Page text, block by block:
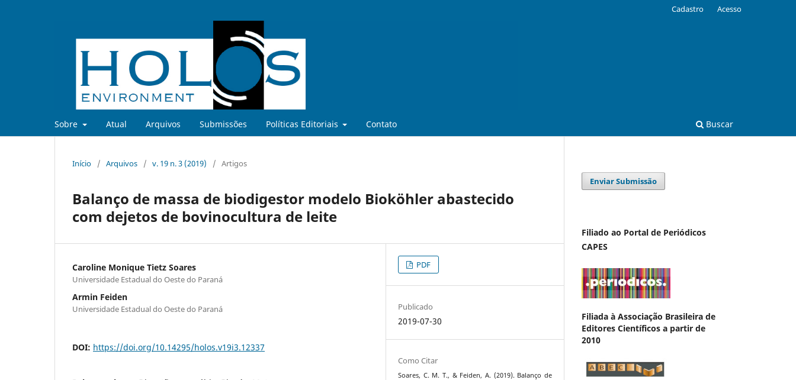
Sobre Atual Arquivos Submissões Políticas Editoriais Contato Buscar
Cadastro Acesso
Início / Arquivos / v. 19 n. 3 (2019) / Artigos
Balanço de massa de biodigestor modelo Bioköhler abastecido
com dejetos de bovinocultura de leite
Caroline Monique Tietz Soares
Universidade Estadual do Oeste do Paraná
Armin Feiden
Universidade Estadual do Oeste do Paraná
DOI: https://doi.org/10.14295/holos.v19i3.12337
PDF
Publicado
2019-07-30
Como Citar
Soares, C. M. T., & Feiden, A. (2019). Balanço de
Enviar Submissão
Filiado ao Portal de Periódicos
CAPES
Filiada à Associação Brasileira de
Editores Científicos a partir de
2010